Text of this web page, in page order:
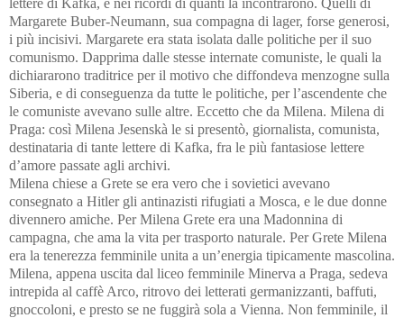
Margarete Buber-Neumann, sua compagna di lager, forse generosi,
i più incisivi. Margarete era stata isolata dalle politiche per il suo
comunismo. Dapprima dalle stesse internate comuniste, le quali la
dichiararono traditrice per il motivo che diffondeva menzogne sulla
Siberia, e di conseguenza da tutte le politiche, per l’ascendente che
le comuniste avevano sulle altre. Eccetto che da Milena. Milena di
Praga: così Milena Jesenskà le si presentò, giornalista, comunista,
destinataria di tante lettere di Kafka, fra le più fantasiose lettere
d’amore passate agli archivi.
Milena chiese a Grete se era vero che i sovietici avevano
consegnato a Hitler gli antinazisti rifugiati a Mosca, e le due donne
divennero amiche. Per Milena Grete era una Madonnina di
campagna, che ama la vita per trasporto naturale. Per Grete Milena
era la tenerezza femminile unita a un’energia tipicamente mascolina.
Milena, appena uscita dal liceo femminile Minerva a Praga, sedeva
intrepida al caffè Arco, ritrovo dei letterati germanizzanti, baffuti,
gnoccoloni, e presto se ne fuggirà sola a Vienna. Non femminile, il